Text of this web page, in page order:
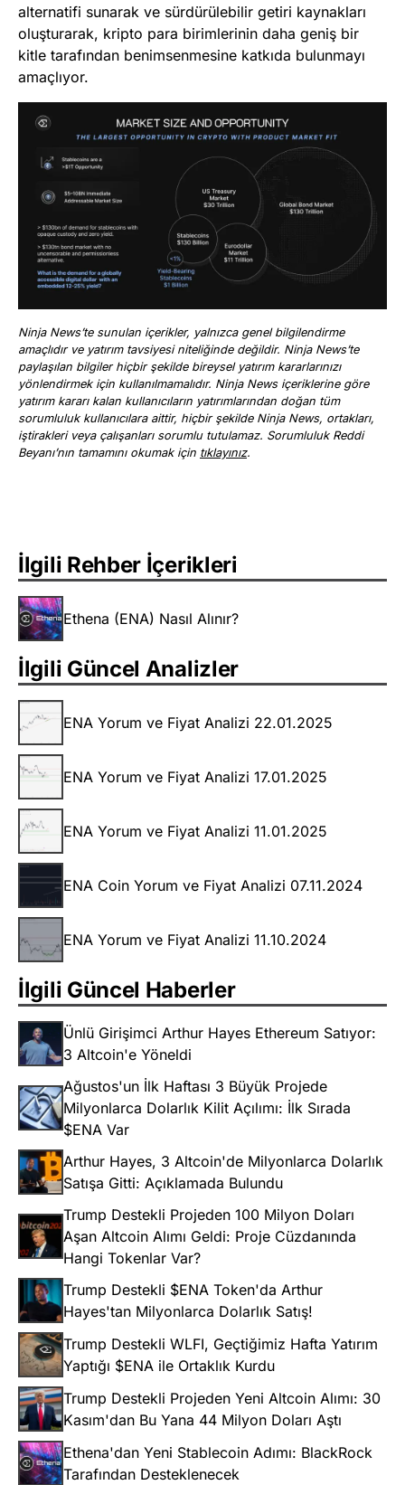
alternatifi sunarak ve sürdürülebilir getiri kaynakları
oluşturarak, kripto para birimlerinin daha geniş bir
kitle tarafından benimsenmesine katkıda bulunmayı
amaçlıyor.
Ninja News’te sunulan içerikler, yalnızca genel bilgilendirme
amaçlıdır ve yatırım tavsiyesi niteliğinde değildir. Ninja News’te
paylaşılan bilgiler hiçbir şekilde bireysel yatırım kararlarınızı
yönlendirmek için kullanılmamalıdır. Ninja News içeriklerine göre
yatırım kararı kalan kullanıcıların yatırımlarından doğan tüm
sorumluluk kullanıcılara aittir, hiçbir şekilde Ninja News, ortakları,
iştirakleri veya çalışanları sorumlu tutulamaz. Sorumluluk Reddi
Beyanı’nın tamamını okumak için tıklayınız.
İlgili Rehber İçerikleri
Ethena (ENA) Nasıl Alınır?
İlgili Güncel Analizler
ENA Yorum ve Fiyat Analizi 22.01.2025
ENA Yorum ve Fiyat Analizi 17.01.2025
ENA Yorum ve Fiyat Analizi 11.01.2025
ENA Coin Yorum ve Fiyat Analizi 07.11.2024
ENA Yorum ve Fiyat Analizi 11.10.2024
İlgili Güncel Haberler
Ünlü Girişimci Arthur Hayes Ethereum Satıyor:
3 Altcoin'e Yöneldi
Ağustos'un İlk Haftası 3 Büyük Projede
Milyonlarca Dolarlık Kilit Açılımı: İlk Sırada
$ENA Var
Arthur Hayes, 3 Altcoin'de Milyonlarca Dolarlık
Satışa Gitti: Açıklamada Bulundu
Trump Destekli Projeden 100 Milyon Doları
Aşan Altcoin Alımı Geldi: Proje Cüzdanında
Hangi Tokenlar Var?
Trump Destekli $ENA Token'da Arthur
Hayes'tan Milyonlarca Dolarlık Satış!
Trump Destekli WLFI, Geçtiğimiz Hafta Yatırım
Yaptığı $ENA ile Ortaklık Kurdu
Trump Destekli Projeden Yeni Altcoin Alımı: 30
Kasım'dan Bu Yana 44 Milyon Doları Aştı
Ethena'dan Yeni Stablecoin Adımı: BlackRock
Tarafından Desteklenecek